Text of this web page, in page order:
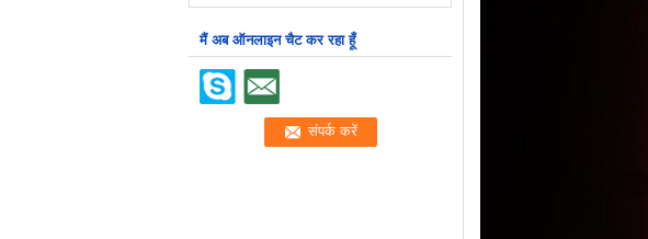
मैं अब ऑनलाइन चैट कर रहा हूँ